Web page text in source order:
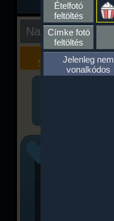
Nap kiértékelése
Kalória
Szimulátor
Ételfotó
feltöltés
Címke fotó
feltöltés
Jelenleg nem
vonalkódos